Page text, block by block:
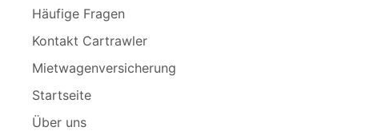
Häufige Fragen
Kontakt Cartrawler
Mietwagenversicherung
Startseite
Über uns